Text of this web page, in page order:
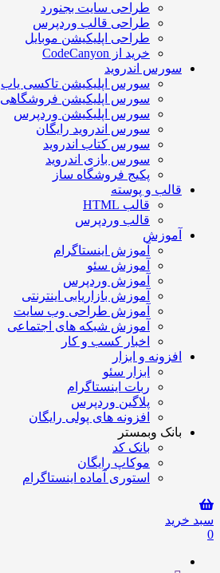
طراحی سایت بجنورد
طراحی قالب وردپرس
طراحی اپلیکیشن موبایل
خرید از CodeCanyon
سورس اندروید
سورس اپلیکیشن تاکسی یاب
سورس اپلیکیشن فروشگاهی
سورس اپلیکیشن وردپرس
سورس اندروید رایگان
سورس کتاب اندروید
سورس بازی اندروید
پکیج فروشگاه ساز
قالب و پوسته
قالب HTML
قالب وردپرس
آموزش
آموزش اینستاگرام
آموزش سئو
آموزش وردپرس
آموزش بازاریابی اینترنتی
آموزش طراحی وب سایت
آموزش شبکه های اجتماعی
اخبار کسب و کار
افزونه و ابزار
ابزار سئو
ربات اینستاگرام
پلاگین وردپرس
افزونه های پولی رایگان
بانک وبمستر
بانک کد
موکاپ رایگان
استوری آماده اینستاگرام
سبد خرید
0